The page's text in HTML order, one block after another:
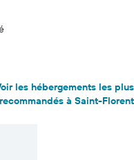
les hébergements les plus
recommandés à Saint-Florent